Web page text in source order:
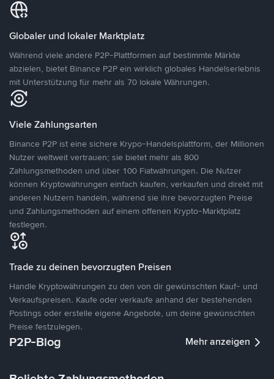
Globaler und lokaler Marktplatz
Während viele andere P2P-Plattformen auf bestimmte Märkte
abzielen, bietet Binance P2P ein wirklich globales Handelserlebnis
mit Unterstützung für mehr als 70 lokale Währungen.
Viele Zahlungsarten
Binance P2P ist eine sichere Krypo-Handelsplattform, der Millionen
Nutzer weltweit vertrauen; sie bietet mehr als 800
Zahlungsmethoden und über 100 Fiatwährungen. Die Nutzer
können Kryptowährungen einfach kaufen, verkaufen und direkt mit
anderen Nutzern handeln, während sie ihre bevorzugten Preise
und Zahlungsmethoden auf einem offenen Krypto-Marktplatz
festlegen.
Trade zu deinen bevorzugten Preisen
Handle Kryptowährungen zu den von dir gewünschten Kauf- und
Verkaufspreisen. Kaufe oder verkaufe anhand der bestehenden
Postings oder erstelle eigene Angebote, um deine gewünschten
Preise festzulegen.
P2P-Blog Mehr anzeigen